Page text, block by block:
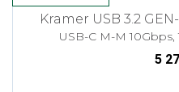
Kramer USB 3.2
USB-C M-M
5